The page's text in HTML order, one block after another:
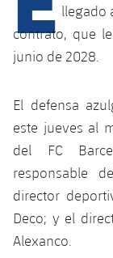
plusicon
más
Palau
Estadi
SUB13
SUB11 A
SUB11 B
SUB10 A
SUB13 B
Entradas
Fotos
Base
Cadete A
Cadete B
Infantil A
Infantil B
Campus
PLUSICON
MÁS
Entradas
Barça
plusicon
más
Base
plusicon
más
PLUSICON
MÁS
llegado
contrato, que
junio de 2028.
El defensa
este jueves al
del FC
responsable
director
Deco; y el
Alexanco.